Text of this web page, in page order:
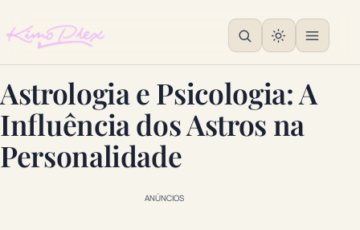
Astrologia e Psicologia: A
Influência dos Astros na
Personalidade
ANÚNCIOS